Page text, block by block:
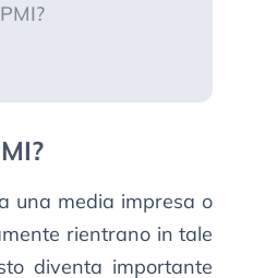
una media impresa o
rientrano in tale
diventa importante